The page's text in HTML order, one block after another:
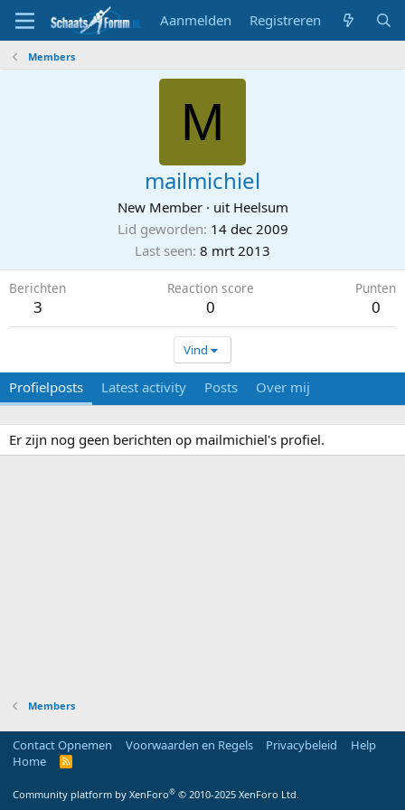
Aanmelden Registreren
Members
M
mailmichiel
New Member · uit Heelsum
Lid geworden 14 dec 2009
Last seen 8 mrt 2013
Berichten
3
Reaction score
0
Punten
0
Vind
Profielposts Latest activity Posts Over mij
Er zijn nog geen berichten op mailmichiel's profiel.
Members
Contact Opnemen Voorwaarden en Regels Privacybeleid
Help
Home
R
Community platform by XenForo® © 2010-2025 XenForo Ltd.